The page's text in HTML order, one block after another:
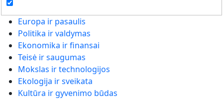
Europa ir pasaulis
Politika ir valdymas
Ekonomika ir finansai
Teisė ir saugumas
Mokslas ir technologijos
Ekologija ir sveikata
Kultūra ir gyvenimo būdas